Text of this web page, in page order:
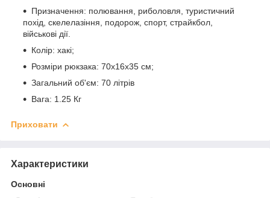
Призначення: полювання, риболовля, туристичний
похід, скелелазіння, подорож, спорт, страйкбол,
військові дії.
Колір: хакі;
Розміри рюкзака: 70х16х35 см;
Загальний об'єм: 70 літрів
Вага: 1.25 Кг
Приховати
Характеристики
Основні